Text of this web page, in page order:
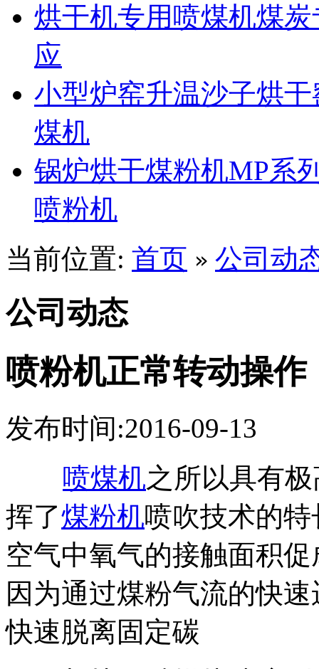
烘干机专用喷煤机煤
应
小型炉窑升温沙子烘
煤机
锅炉烘干煤粉机MP系
喷粉机
当前位置: 首页 » 公司动
公司动态
喷粉机正常转动操作
发布时间:2016-09-13
喷煤机之所以具有
挥了煤粉机喷吹技术的
空气中氧气的接触面积
因为通过煤粉气流的快
快速脱离固定碳